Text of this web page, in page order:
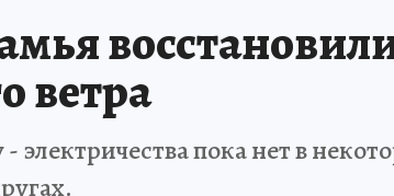
ОТДЫХ В РОССИИ ЗАПОВЕДНАЯ РОССИЯ ГЕРОИ
НАСТОЯЩИЕ ЛЮДИ
ветра
электричества пока нет в